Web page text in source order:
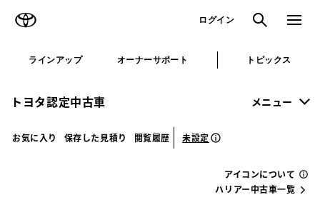
ログイン 検索 メニュ
ラインアップ オーナーサポート トピックス
トヨタ認定中古車 メニュー
お気に入り 保存した見積り 閲覧履歴 未設定
アイコンについて
ハリアー中古車一覧